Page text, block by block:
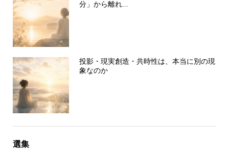
分」から離れ...
投影・現実創造・共時性は、本当に別の現
象なのか
選集